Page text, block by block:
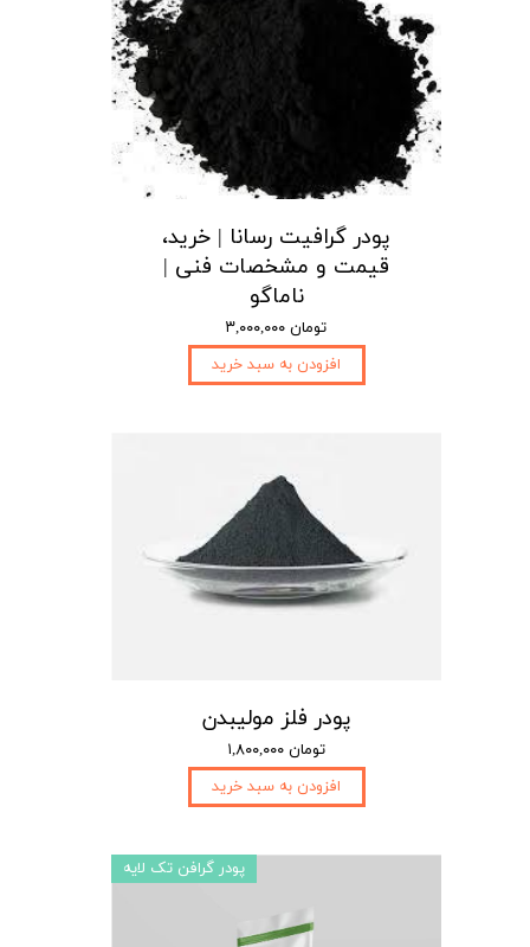
پودر گرافیت رسانا | خرید،
قیمت و مشخصات فنی |
ناماگو
۳,۰۰۰,۰۰۰ تومان
افزودن به سبد خرید
پودر فلز مولیبدن
۱,۸۰۰,۰۰۰ تومان
افزودن به سبد خرید
پودر گرافن تک لایه